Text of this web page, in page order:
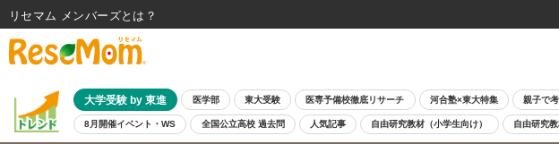
大学受験 by 東進 医学部 東大受験 医専予備校徹底リサーチ 河合塾×東大特集 親子で
8月開催イベント・WS 全国公立高校 過去問 人気記事 自由研究教材（小学生向け） 自由研究教
リセマム メンバーズ